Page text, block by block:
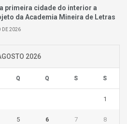
primeira cidade do interior a
da Academia Mineira de Letras
DE 2026
2026
Q Q S S
1
5 6 7 8